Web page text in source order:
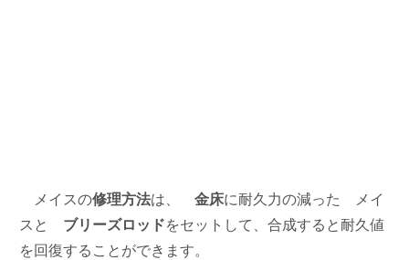
メイスの修理方法は、 金床に耐久力の減った
メイ
スと
ブリーズロッドをセットして、合成すると耐久値
を回復することができます。